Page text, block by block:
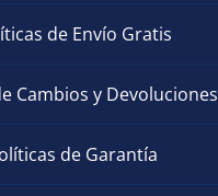
de Envío Gratis
Cambios y Devoluciones
de Garantía